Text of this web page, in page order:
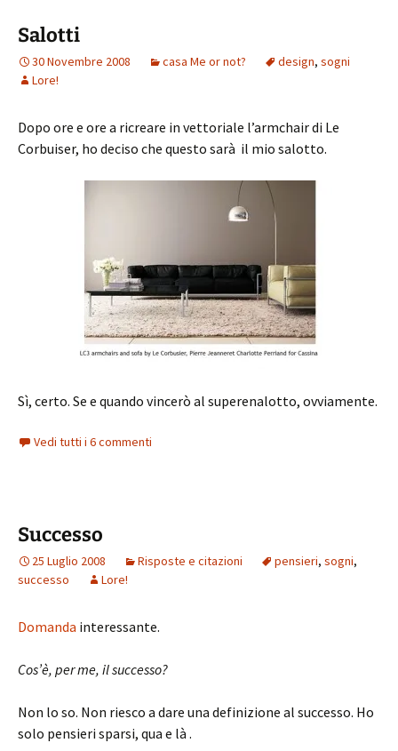
Salotti
30 Novembre 2008 casa Me or not? design, sogni
Lore!
Dopo ore e ore a ricreare in vettoriale l’armchair di Le
Corbuiser, ho deciso che questo sarà il mio salotto.
Sì, certo. Se e quando vincerò al superenalotto, ovviamente.
Vedi tutti i 6 commenti
Successo
25 Luglio 2008 Risposte e citazioni pensieri, sogni,
successo
Lore!
Domanda interessante.
Cos’è, per me, il successo?
Non lo so. Non riesco a dare una definizione al successo. Ho
solo pensieri sparsi, qua e là .